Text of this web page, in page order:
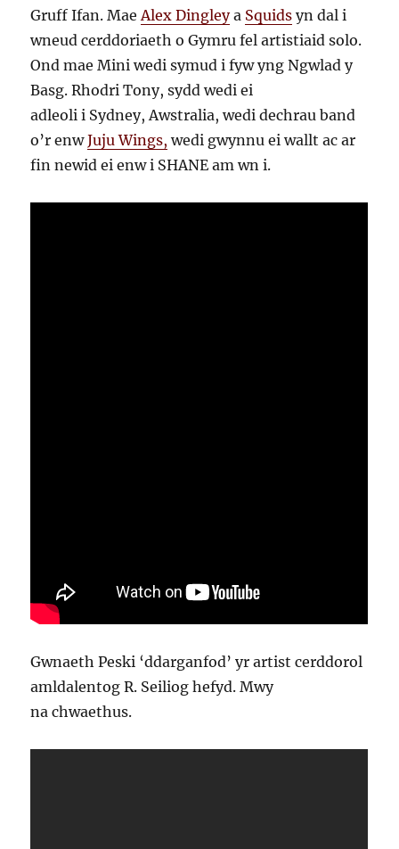
Gruff Ifan. MaeAlex Dingleya Squids yn dal i
wneud cerddoriaeth o Gymru fel artistiaid solo.
Ond mae Mini wedi symud i fyw yng Ngwlad y
Basg. Rhodri Tony, sydd wedi ei
adleoli i Sydney, Awstralia, wedi dechrau band
o’r enwJuju Wings, wedi gwynnu ei wallt ac ar
fin newid ei enw i SHANE am wn i.
Gwnaeth Peski ‘ddarganfod’ yr artist cerddorol
amldalentog R. Seiliog hefyd. Mwy
na chwaethus.